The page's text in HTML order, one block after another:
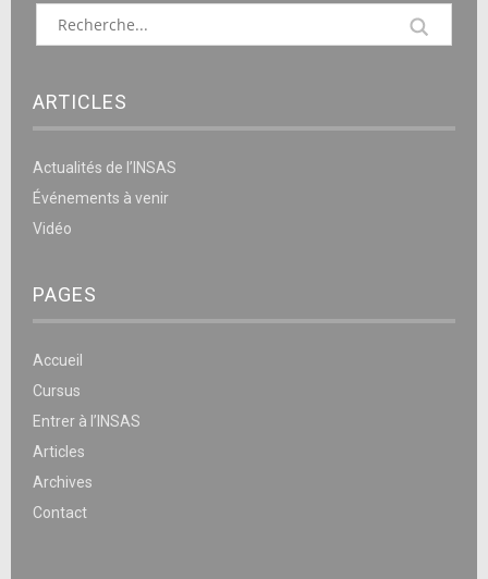
ARTICLES
Actualités de l’INSAS
Événements à venir
Vidéo
PAGES
Accueil
Cursus
Entrer à l’INSAS
Articles
Archives
Contact